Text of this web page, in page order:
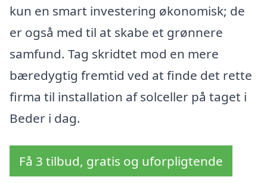
kun en smart investering økonomisk; de
er også med til at skabe et grønnere
samfund. Tag skridtet mod en mere
bæredygtig fremtid ved at finde det rette
firma til installation af solceller på taget i
Beder i dag.
Få 3 tilbud, gratis og uforpligtende